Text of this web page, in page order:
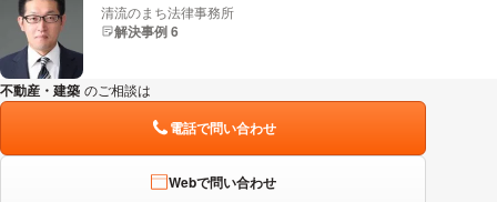
清流のまち法律事務所
解決事例 6
不動産・建築 のご相談は
電話で問い合わせ
Webで問い合わせ